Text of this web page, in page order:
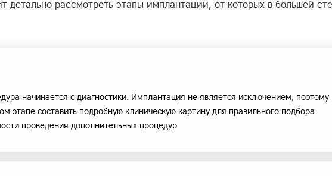
детально рассмотреть этапы имплантации, от которых в большей
начинается с диагностики. Имплантация не является исключением, поэтому
этапе составить подробную клиническую картину для правильного подбора
проведения дополнительных процедур.